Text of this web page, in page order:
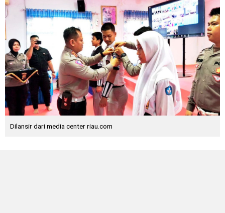
Dilansir dari media center riau.com